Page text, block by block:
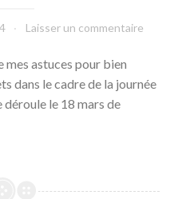
Laisser un commentaire
mes astuces pour bien
dans le cadre de la journée
le 18 mars de